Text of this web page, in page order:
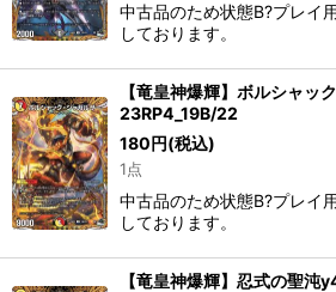
中古品のため状態B?プレイ
しております。
【竜皇神爆輝】ボルシャッ
23RP4_19B/22
180円(税込)
1点
中古品のため状態B?プレイ
しております。
【竜皇神爆輝】忍式の聖沌